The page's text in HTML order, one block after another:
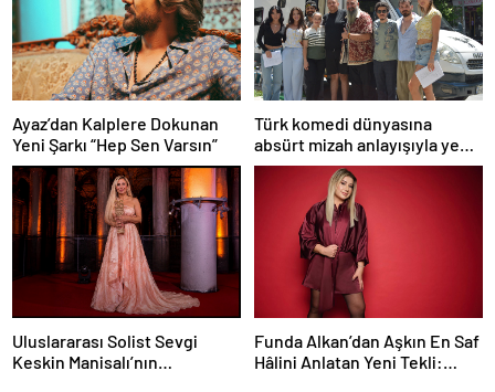
Ayaz’dan Kalplere Dokunan
Yeni Şarkı “Hep Sen Varsın”
Türk komedi dünyasına
absürt mizah anlayışıyla yeni
bir soluk getirmeye
hazırlanan “Şebeke: Sinyal
Yok”, çekimlerine başladı.
Uluslararası Solist Sevgi
Keskin Manisalı’nın
Funda Alkan’dan Aşkın En Saf
Hâlini Anlatan Yeni Tekli: